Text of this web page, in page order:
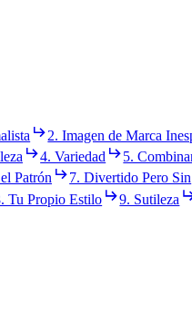
2. Imagen de Marca
4. Variedad
5.
Patrón
7. Divertido Pero Sin
Tu Propio Estilo 9. Sutileza